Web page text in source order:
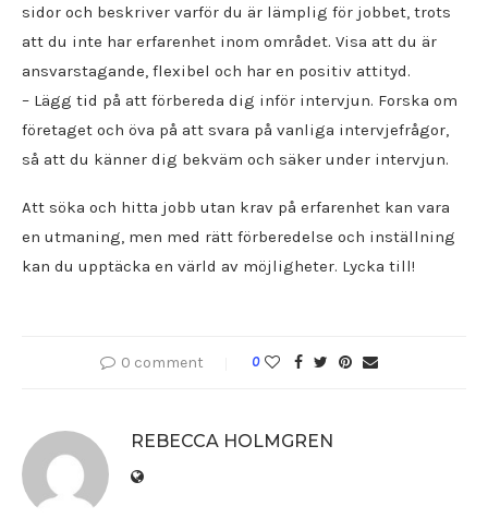
sidor och beskriver varför du är lämplig för jobbet, trots
att du inte har erfarenhet inom området. Visa att du är
ansvarstagande, flexibel och har en positiv attityd.
– Lägg tid på att förbereda dig inför intervjun. Forska om
företaget och öva på att svara på vanliga intervjefrågor,
så att du känner dig bekväm och säker under intervjun.
Att söka och hitta jobb utan krav på erfarenhet kan vara
en utmaning, men med rätt förberedelse och inställning
kan du upptäcka en värld av möjligheter. Lycka till!
0 comment 0
REBECCA HOLMGREN